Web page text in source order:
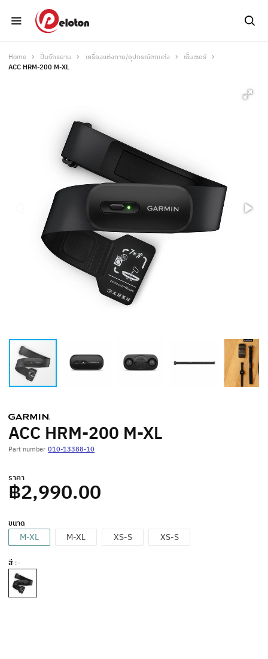
Home ปั่นจักรยาน เครื่องแต่งกาย/อุปกรณ์ตกแต่ง
เซ็นเซอร์
ACC HRM-200 M-XL
ACC HRM-200 M-XL
Part number 010-13388-10
ราคา
฿2,990.00
ขนาด
M-XL M-XL XS-S XS-S
สี : -